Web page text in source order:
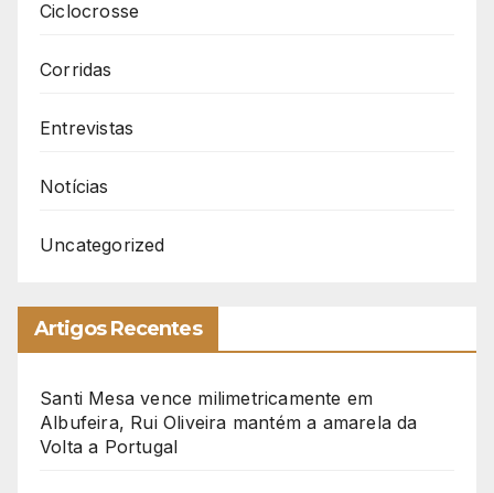
Ciclocrosse
Corridas
Entrevistas
Notícias
Uncategorized
Artigos Recentes
Santi Mesa vence milimetricamente em
Albufeira, Rui Oliveira mantém a amarela da
Volta a Portugal